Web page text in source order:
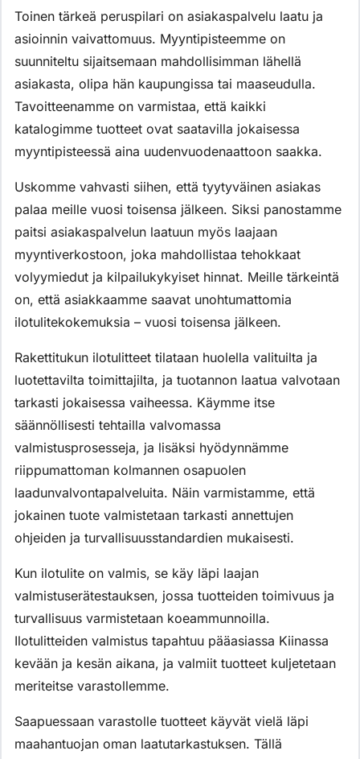
Toinen tärkeä peruspilari on asiakaspalvelu laatu ja
asioinnin vaivattomuus. Myyntipisteemme on
suunniteltu sijaitsemaan mahdollisimman lähellä
asiakasta, olipa hän kaupungissa tai maaseudulla.
Tavoitteenamme on varmistaa, että kaikki
katalogimme tuotteet ovat saatavilla jokaisessa
myyntipisteessä aina uudenvuodenaattoon saakka.
Uskomme vahvasti siihen, että tyytyväinen asiakas
palaa meille vuosi toisensa jälkeen. Siksi panostamme
paitsi asiakaspalvelun laatuun myös laajaan
myyntiverkostoon, joka mahdollistaa tehokkaat
volyymiedut ja kilpailukykyiset hinnat. Meille tärkeintä
on, että asiakkaamme saavat unohtumattomia
ilotulitekokemuksia – vuosi toisensa jälkeen.
Rakettitukun ilotulitteet tilataan huolella valituilta ja
luotettavilta toimittajilta, ja tuotannon laatua valvotaan
tarkasti jokaisessa vaiheessa. Käymme itse
säännöllisesti tehtailla valvomassa
valmistusprosesseja, ja lisäksi hyödynnämme
riippumattoman kolmannen osapuolen
laadunvalvontapalveluita. Näin varmistamme, että
jokainen tuote valmistetaan tarkasti annettujen
ohjeiden ja turvallisuusstandardien mukaisesti.
Kun ilotulite on valmis, se käy läpi laajan
valmistuserätestauksen, jossa tuotteiden toimivuus ja
turvallisuus varmistetaan koeammunnoilla.
Ilotulitteiden valmistus tapahtuu pääasiassa Kiinassa
kevään ja kesän aikana, ja valmiit tuotteet kuljetetaan
meriteitse varastollemme.
Saapuessaan varastolle tuotteet käyvät vielä läpi
maahantuojan oman laatutarkastuksen. Tällä